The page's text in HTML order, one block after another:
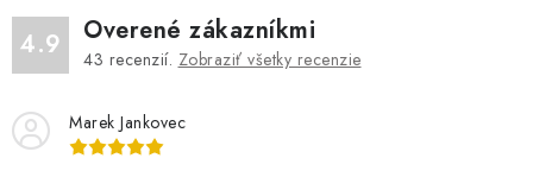
4.9 Overené zákazníkmi
43 recenzií. Zobraziť všetky recenzie
Marek Jankovec